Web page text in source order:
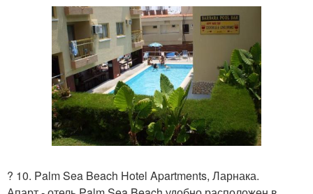
? 10. Palm Sea Beach Hotel Apartments, Ларнака.